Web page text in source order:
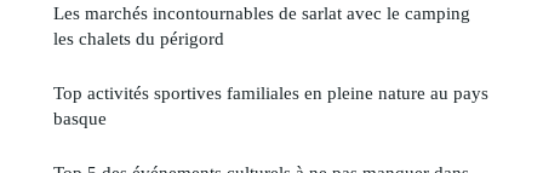
Les marchés incontournables de sarlat avec le camping
les chalets du périgord
Top activités sportives familiales en pleine nature au pays
basque